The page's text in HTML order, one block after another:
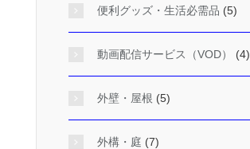
便利グッズ・生活必需品 (5)
動画配信サービス（VOD） (4)
外壁・屋根 (5)
外構・庭 (7)